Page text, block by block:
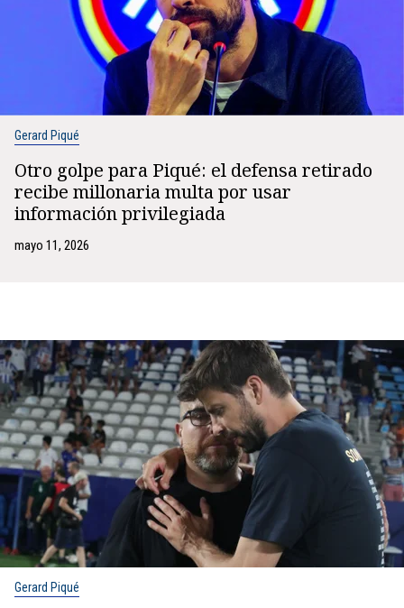
Gerard Piqué
Otro golpe para Piqué: el defensa retirado
recibe millonaria multa por usar
información privilegiada
mayo 11, 2026
Gerard Piqué